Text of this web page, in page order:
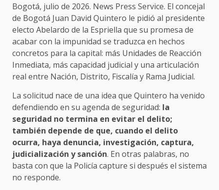
Bogotá, julio de 2026. News Press Service. El concejal
de Bogotá Juan David Quintero le pidió al presidente
electo Abelardo de la Espriella que su promesa de
acabar con la impunidad se traduzca en hechos
concretos para la capital: más Unidades de Reacción
Inmediata, más capacidad judicial y una articulación
real entre Nación, Distrito, Fiscalía y Rama Judicial.
La solicitud nace de una idea que Quintero ha venido
defendiendo en su agenda de seguridad: la
seguridad no termina en evitar el delito;
también depende de que, cuando el delito
ocurra, haya denuncia, investigación, captura,
judicialización y sanción. En otras palabras, no
basta con que la Policía capture si después el sistema
no responde.